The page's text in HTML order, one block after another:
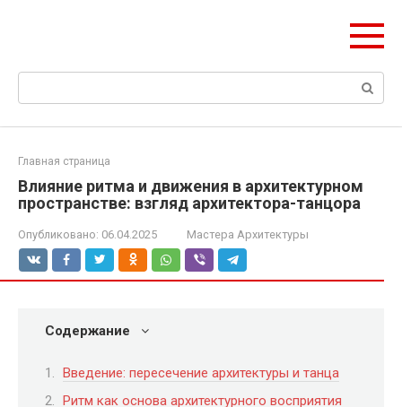
Поиск:
Главная страница
Влияние ритма и движения в архитектурном
пространстве: взгляд архитектора-танцора
Опубликовано: 06.04.2025 Мастера Архитектуры
Содержание
Введение: пересечение архитектуры и танца
Ритм как основа архитектурного восприятия